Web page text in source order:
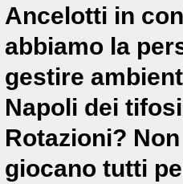
Ancelotti in
abbiamo la
gestire
Napoli dei
Rotazioni?
giocano tutti